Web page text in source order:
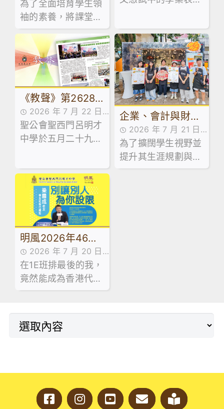
系列工作坊
活動花絮
為了全面培育學生領
袖的素養，將課堂知
識延伸至領導實踐，
本校訓導組於日前試
後活動期間，精心規
劃並舉辦了兩場學生
領袖系列工作坊。
揚的趨勢，保持良好
勢頭，繼續穩中求
進。
《教聲》第2628
期｜第五十屆畢業
典禮暨新基建揭幕
2026 年 7 月 22 日
傳媒訪問,最新消息
聖公會聖西門呂明才
中學於五月二十九日
禮，由教育局首席教
育主任(課程發展)1李
建寰先生擔任主禮嘉
賓，並向畢業生致訓
辭及授憑。
企業、會計與財務
概論科及基本商業
科活動：走進維園
市集創業
2026 年 7 月 21 日
活動花絮
為了擴闊學生視野並
提升其生涯規劃與創
業相關能力，本校企
明風2026年46期
｜學友社執行總
監-梁國成校友
2026 年 7 月 20 日
最新消息
在1E班排最後的我，
竟然能成為香港代表
隊成員，甚至成為十